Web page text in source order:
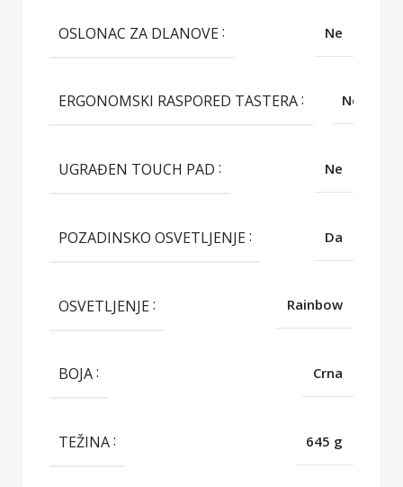
OSLONAC ZA DLANOVE Ne
ERGONOMSKI RASPORED TASTERA Ne
UGRAĐEN TOUCH PAD Ne
POZADINSKO OSVETLJENJE Da
OSVETLJENJE Rainbow
BOJA Crna
TEŽINA 645 g